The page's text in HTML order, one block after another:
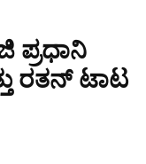
ಪ್ರಧಾನಿ
ರತನ್​ ಟಾಟ